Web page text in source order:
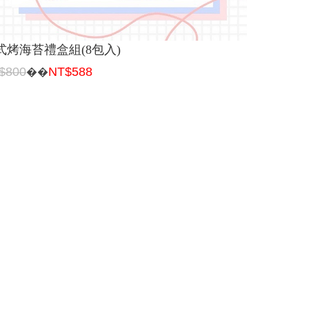
烤海苔禮盒組(8包入)
��NT$588